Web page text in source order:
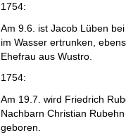
1754:
Am 9.6. ist Jacob Lüben
im Wasser ertrunken,
Ehefrau aus Wustro.
1754:
Am 19.7. wird Friedrich
Nachbarn Christian
geboren.